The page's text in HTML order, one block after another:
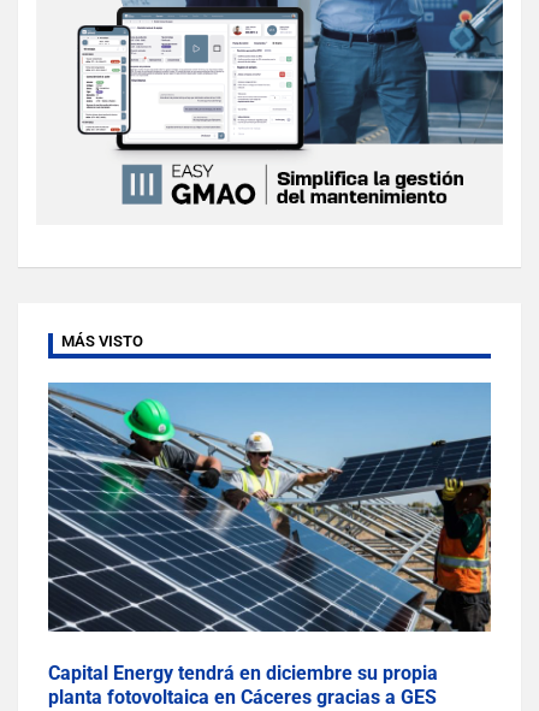
MÁS VISTO
Capital Energy tendrá en diciembre su propia
planta fotovoltaica en Cáceres gracias a GES